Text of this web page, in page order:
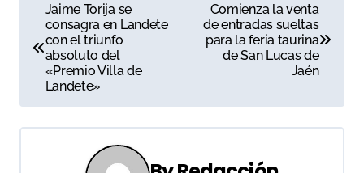
a
e
g
Jaime Torija se
consagra en Landete
con el triunfo
absoluto del
«Premio Villa de
Landete»
Comienza la venta
de entradas sueltas
para la feria taurina
de San Lucas de
Jaén